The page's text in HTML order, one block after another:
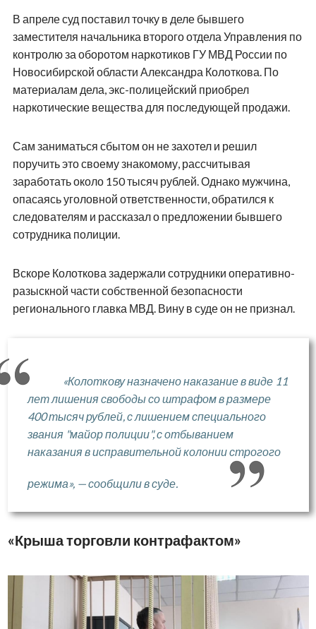
В апреле суд поставил точку в деле бывшего
заместителя начальника второго отдела Управления по
контролю за оборотом наркотиков ГУ МВД России по
Новосибирской области Александра Колоткова. По
материалам дела, экс-полицейский приобрел
наркотические вещества для последующей продажи.
Сам заниматься сбытом он не захотел и решил
поручить это своему знакомому, рассчитывая
заработать около 150 тысяч рублей. Однако мужчина,
опасаясь уголовной ответственности, обратился к
следователям и рассказал о предложении бывшего
сотрудника полиции.
Вскоре Колоткова задержали сотрудники оперативно-
разыскной части собственной безопасности
регионального главка МВД. Вину в суде он не признал.
«Колоткову назначено наказание в виде 11
лет лишения свободы со штрафом в размере
400 тысяч рублей, с лишением специального
звания "майор полиции", с отбыванием
наказания в исправительной колонии строгого
режима», — сообщили в суде.
«Крыша торговли контрафактом»